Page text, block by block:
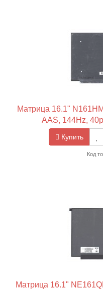
Матрица 16.1"
AAS, 144Hz,
Купить
Код
Матрица 16.1"